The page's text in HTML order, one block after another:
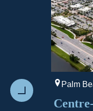
Prévenir
Palm